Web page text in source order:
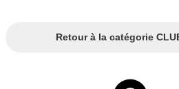
Retour à la catégorie